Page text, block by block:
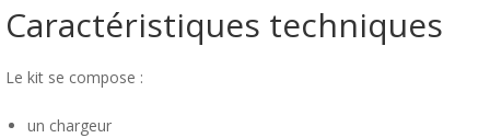
Caractéristiques techniques
Le kit se compose :
un chargeur